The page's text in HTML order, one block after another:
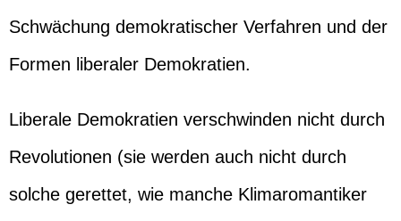
Schwächung demokratischer Verfahren und der
Formen liberaler Demokratien.
Liberale Demokratien verschwinden nicht durch
Revolutionen (sie werden auch nicht durch
solche gerettet, wie manche Klimaromantiker